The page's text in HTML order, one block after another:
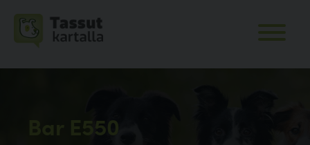
Bar E550